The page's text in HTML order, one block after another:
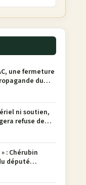
une fermeture
du
ni soutien,
refuse de
: Chérubin
député
en 137